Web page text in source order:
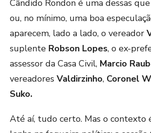
Cândido Rondon é uma dessas
ou, no mínimo, uma boa
aparecem, lado a lado, o vereador
suplente Robson Lopes, o ex-
assessor da Casa Civil, Marcio
vereadores Valdirzinho, Coronel
Suko.
Até aí, tudo certo. Mas o contexto